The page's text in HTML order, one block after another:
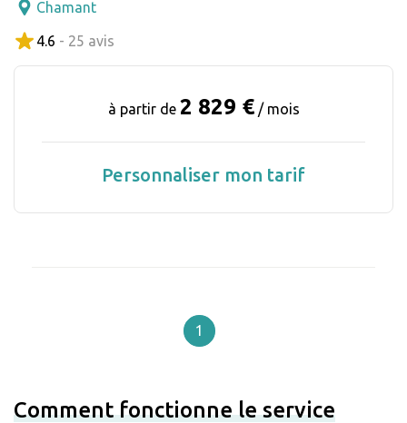
Chamant
4.6 - 25 avis
à partir de 2 829 € / mois
Personnaliser mon tarif
1
Comment fonctionne le service